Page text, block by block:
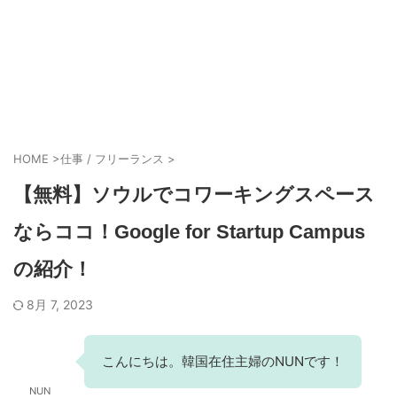
HOME >仕事 / フリーランス >
【無料】ソウルでコワーキングスペース
ならココ！Google for Startup Campus
の紹介！
8月 7, 2023
NUN
こんにちは。韓国在住主婦のNUNです！